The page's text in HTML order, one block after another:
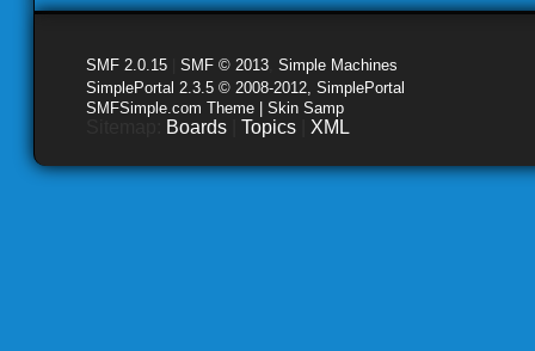
SMF 2.0.15 SMF © 2013 Simple Machines
SimplePortal 2.3.5 © 2008-2012, SimplePortal
SMFSimple.com Theme | Skin Samp
Boards Topics XML